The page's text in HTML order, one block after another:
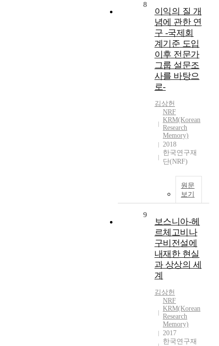
8
이익의 질 개
념에 관한 연
구 -국제회
계기준 도입
이후 전문가
그룹 설문조
사를 바탕으
로-
김상헌
NRF
KRM(Korean
Research
Memory)
2018
한국연구재
단(NRF)
원문
보기
9
보스니아-헤
르체고비나
구비전설에
내재한 현실
과 상상의 세
계
김상헌
NRF
KRM(Korean
Research
Memory)
2017
한국연구재